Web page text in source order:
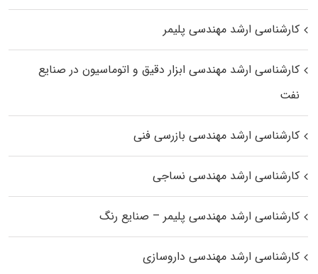
کارشناسی ارشد مهندسی پلیمر
کارشناسی ارشد مهندسی ابزار دقیق و اتوماسیون در صنایع
نفت
کارشناسی ارشد مهندسی بازرسی فنی
کارشناسی ارشد مهندسی نساجی
کارشناسی ارشد مهندسی پلیمر – صنایع رنگ
کارشناسی ارشد مهندسی داروسازی